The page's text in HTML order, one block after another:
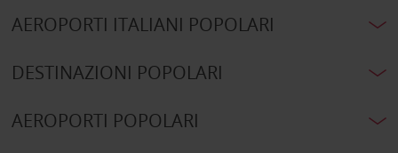
AEROPORTI ITALIANI POPOLARI
DESTINAZIONI POPOLARI
AEROPORTI POPOLARI